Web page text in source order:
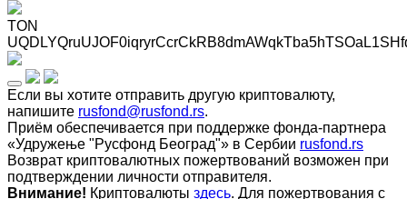
TON
Если вы хотите отправить другую криптовалюту,
напишите rusfond@rusfond.rs.
Приём обеспечивается при поддержке фонда-партнера
«Удружење "Русфонд Београд"» в Сербии rusfond.rs
Возврат криптовалютных пожертвований возможен при
подтверждении личности отправителя.
Внимание! Криптовалюты здесь. Для пожертвования с